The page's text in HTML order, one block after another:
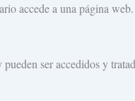
accede a una página
ser accedidos y